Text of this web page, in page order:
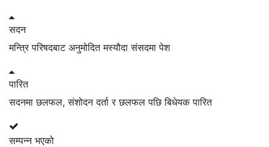
सदन
मन्त्रि परिषदबाट अनुमोदित मस्यौदा संसदमा पेश
पारित
सदनमा छलफल, संशोदन दर्ता र छलफल पछि बिधेयक पारित
सम्पन्न भएको